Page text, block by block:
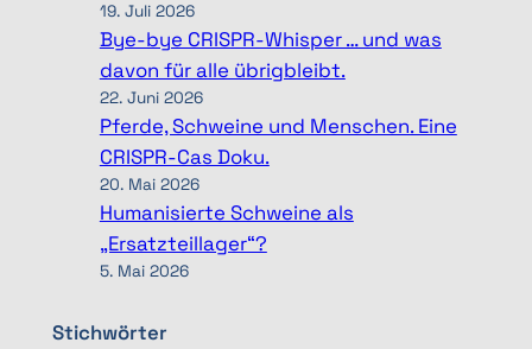
19. Juli 2026
Bye-bye CRISPR-Whisper … und was
davon für alle übrigbleibt.
22. Juni 2026
Pferde, Schweine und Menschen. Eine
CRISPR-Cas Doku.
20. Mai 2026
Humanisierte Schweine als
„Ersatzteillager“?
5. Mai 2026
Stichwörter